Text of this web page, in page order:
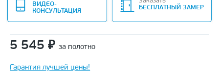
ВИДЕО-
КОНСУЛЬТАЦИЯ
БЕСПЛАТНЫЙ ЗАМЕР
5 545 ₽ за полотно
Гарантия лучшей цены!